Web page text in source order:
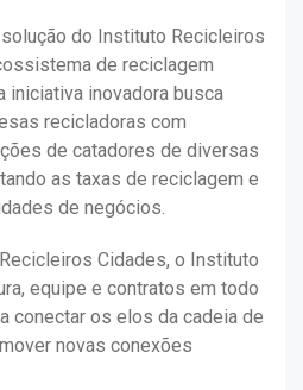
do Instituto Recicleiros
de reciclagem
iniciativa inovadora busca
recicladoras com
de catadores de diversas
as taxas de reciclagem e
de negócios.
Cidades, o Instituto
equipe e contratos em todo
conectar os elos da cadeia de
novas conexões